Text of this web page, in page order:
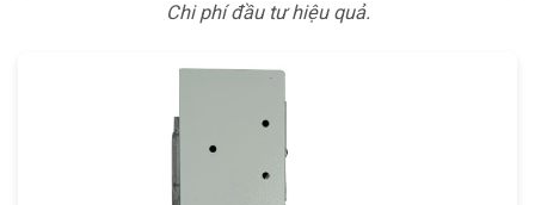
Chi phí đầu tư hiệu quả.